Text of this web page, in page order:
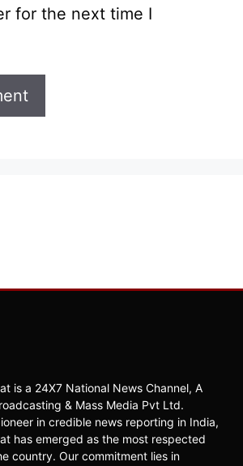
for the next time I
is a 24X7 National News Channel, A
& Mass Media Pvt Ltd.
in credible news reporting in India,
has emerged as the most respected
country. Our commitment lies in